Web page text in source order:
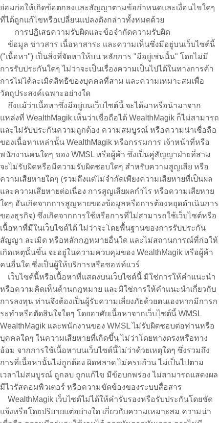
ย่อมก่อให้เกิดข้อตกลงและสัญญาตามข้อกำหนดและเงื่อนไขใดๆ
ที่ได้ถูกแก้ไขหรือเปลี่ยนแปลงดังกล่าวทั้งหมดด้วย
การปฏิเสธความรับผิดและข้อจำกัดความรับผิด
ข้อมูล ข่าวสาร เนื้อหาสาระ และความเห็นซึ่งมีอยู่บนเว็บไซต์นี้
("เนื้อหา") เป็นสิ่งที่จัดหาให้บน หลักการ "มีอยู่เช่นนั้น" โดยไม่มี
การรับประกันใดๆ ไม่ว่าจะเป็นเรื่องความเป็นไปได้ในทางการค้า
การไม่ได้ละเมิดสิทธิของบุคคลที่สาม และความเหมาะสมเพื่อ
วัตถุประสงค์เฉพาะอย่างใด
ถึงแม้ว่าเนื้อหาซึ่งมีอยู่บนเว็บไซต์นี้ จะได้มาหรือนำมาจาก
แหล่งที่ WealthMagik เห็นว่าเชื่อถือได้ WealthMagik ก็ไม่สามารถ
และไม่รับประกันความถูกต้อง ความสมบูรณ์ หรือความน่าเชื่อถือ
ของเนื้อหาเหล่านั้น WealthMagik หรือกรรมการ เจ้าหน้าที่หรือ
พนักงานคนใดๆ ของ WMSL หรือผู้ค้า ซึ่งเป็นคู่สัญญาฝ่ายที่สาม
จะไม่รับผิดหรือมีความรับผิดชอบใดๆ สำหรับความสูญเสีย หรือ
ความเสียหายใดๆ (รวมถึงแต่ไม่จำกัดเพียงความเสียหายที่เป็นผล
และความเสียหายต่อเนื่อง การสูญเสียผลกำไร หรือความเสียหาย
ใดๆ อันเกิดจากการสูญหายของข้อมูลหรือการต้องหยุดดำเนินการ
ของธุรกิจ) ซึ่งเกิดจากการใช้หรือการที่ไม่สามารถใช้เว็บไซต์หรือ
เนื้อหาที่มีในเว็บไซต์ได้ ไม่ว่าจะโดยพื้นฐานของการรับประกัน
สัญญา ละเมิด หรือหลักกฎหมายอื่นใด และไม่สถานการณ์ที่ก่อให้
เกิดเหตุนั้นขึ้น จะอยู่ในความควบคุมของ WealthMagik หรือผู้ค้า
คนอื่นใด ซึ่งเป็นผู้ให้บริการหรือซอฟท์แวร์
เว็บไซต์นี้หรือเนื้อหาที่แสดงบนเว็บไซต์นี้ มิใช่การให้คำแนะนำ
หรือความคิดเห็นด้านกฎหมาย และมิใช่การให้คำแนะนำเกี่ยวกับ
การลงทุน ท่านจึงต้องเป็นผู้รับความเสี่ยงภัยด้วยตนเองหากมีการก
ระทำหรือตัดสินใจใดๆ โดยอาศัยเนื้อหาจากเว็บไซต์นี้ WMSL
WealthMagik และพนักงานของ WMSL ไม่รับผิดชอบต่อท่านหรือ
บุคคลใดๆ ในความเสียหายที่เกิดขึ้น ไม่ว่าโดยทางตรงหรือทาง
อ้อม จากการใช้เนื้อหาบนเว็บไซต์นี้ไม่ว่าด้วยเหตุใดๆ ซึ่งรวมถึง
การที่เนื้อหานั้นไม่ถูกต้อง ผิดพลาด ไม่ครบถ้วน ไม่เป็นไปตาม
เวลาไม่สมบูรณ์ ถูกลบ ถูกแก้ไข มีข้อบกพร่อง ไม่สามารถแสดงผล
มีไวรัสคอมพิวเตอร์ หรือความขัดข้องของระบบสื่อสาร
WealthMagik เว็บไซต์ไม่ได้ให้คำรับรองหรือรับประกันโดยชัด
แจ้งหรือโดยปริยายแต่อย่างใด เกี่ยวกับความเหมาะสม ความน่า